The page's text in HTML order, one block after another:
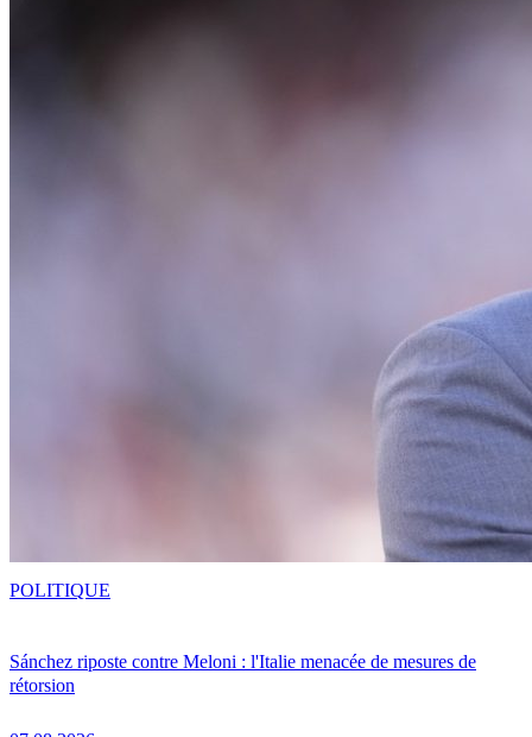
Sánchez riposte contre Meloni : l'Italie menacée de mesures de
rétorsion
POLITIQUE